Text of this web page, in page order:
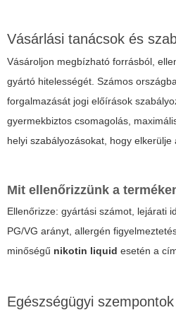
Vásárlási tanácsok és
Vásároljon megbízható forrásból,
gyártó hitelességét. Számos
forgalmazását jogi előírások
gyermekbiztos csomagolás,
helyi szabályozásokat, hogy elkerülje
Mit ellenőrizzünk a
Ellenőrizze: gyártási számot, lejárati
PG/VG arányt, allergén
minőségű nikotin liquid esetén a
Egészségügyi szempontok